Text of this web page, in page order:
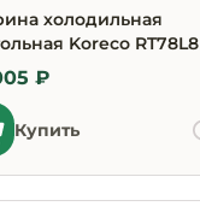
холодильная
Koreco RT78L8
₽
Купить